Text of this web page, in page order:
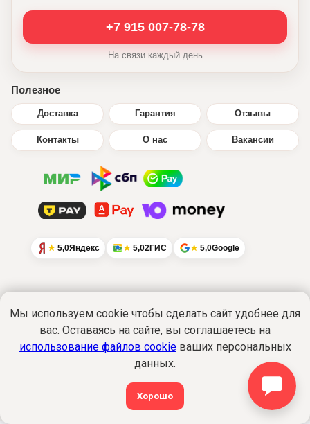
+7 915 007-78-78
На связи каждый день
Полезное
Доставка Гарантия Отзывы
Контакты О нас Вакансии
5,0Яндекс 5,02ГИС 5,0Google
Интернет-сайтwww.ikratut.ruносит
исключительно информационный характер
и не является публичной офертой...
Подробнее
Политика обработки персональных данных
©2015-2026 Все права защищены. ИкраТуТ!
®
shop@ikratut.ru
Мы используем cookie чтобы сделать сайт удобнее для
вас. Оставаясь на сайте, вы соглашаетесь на
использование файлов cookieваших персональных
данных.
Хорошо